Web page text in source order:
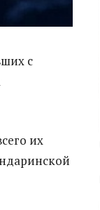
с
их